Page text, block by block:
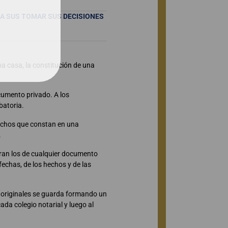
SUS TOMAR SUS DECISIONES
casa, la constitución de una
privado. A los
que constan en una
los de cualquier documento
de los hechos y de las
se guarda formando un
colegio notarial y luego al